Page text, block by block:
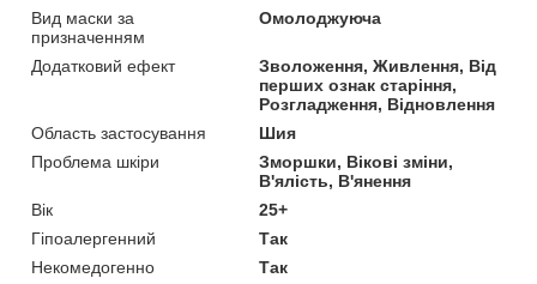
Вид маски за
призначенням
Омолоджуюча
Додатковий ефект
Зволоження, Живлення, Від
перших ознак старіння,
Розгладження, Відновлення
Область застосування
Шия
Проблема шкіри
Зморшки, Вікові зміни,
В'ялість, В'янення
Вік
25+
Гіпоалергенний
Так
Некомедогенно
Так